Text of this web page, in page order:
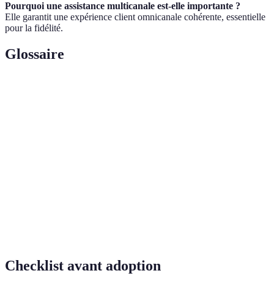
Pourquoi une assistance multicanale est-elle importante ?
Elle garantit une expérience client omnicanale cohérente, essentielle
pour la fidélité.
Glossaire
Checklist avant adoption